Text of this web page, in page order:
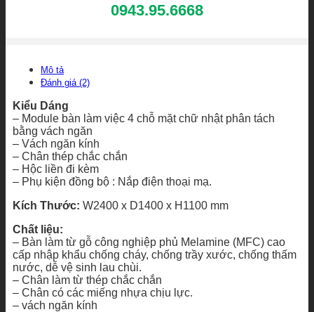
0943.95.6668
Mô tả
Đánh giá (2)
Kiểu Dáng
– Module bàn làm việc 4 chỗ mặt chữ nhật phân tách
bằng vách ngăn
– Vách ngăn kính
– Chân thép chắc chắn
– Hộc liền đi kèm
– Phụ kiện đồng bộ : Nắp điện thoại mạ.
Kích Thước: W2400 x D1400 x H1100 mm
Chất liệu:
– Bàn làm từ gỗ công nghiệp phủ Melamine (MFC) cao
cấp nhập khẩu chống cháy, chống trầy xước, chống thấm
nước, dễ vệ sinh lau chùi.
– Chân làm từ thép chắc chắn
– Chân có các miếng nhựa chịu lực.
– vách ngăn kính